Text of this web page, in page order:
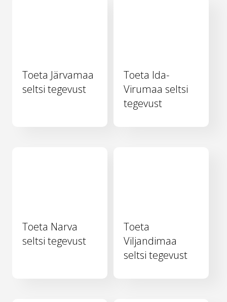
Toeta Järvamaa
seltsi tegevust
Toeta Ida-
Virumaa seltsi
tegevust
Toeta Narva
seltsi tegevust
Toeta
Viljandimaa
seltsi tegevust